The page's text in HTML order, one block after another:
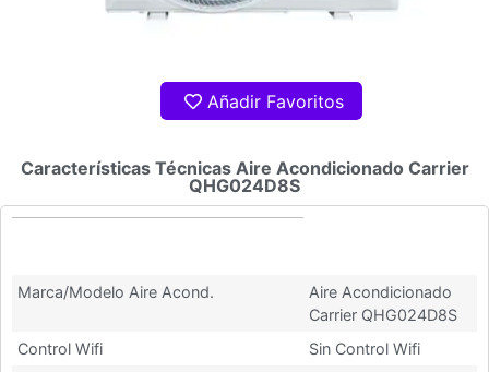
Añadir Favoritos
Características Técnicas Aire Acondicionado Carrier
QHG024D8S
Marca/Modelo Aire Acond.
Aire Acondicionado
Carrier QHG024D8S
Control Wifi
Sin Control Wifi